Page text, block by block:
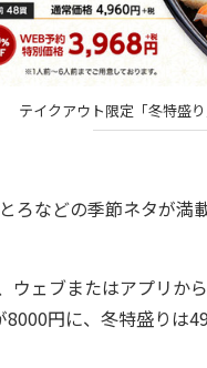
テイクアウト限定「冬特盛
などの季節ネタが満
ェブまたはアプリか
円に、冬特盛りは